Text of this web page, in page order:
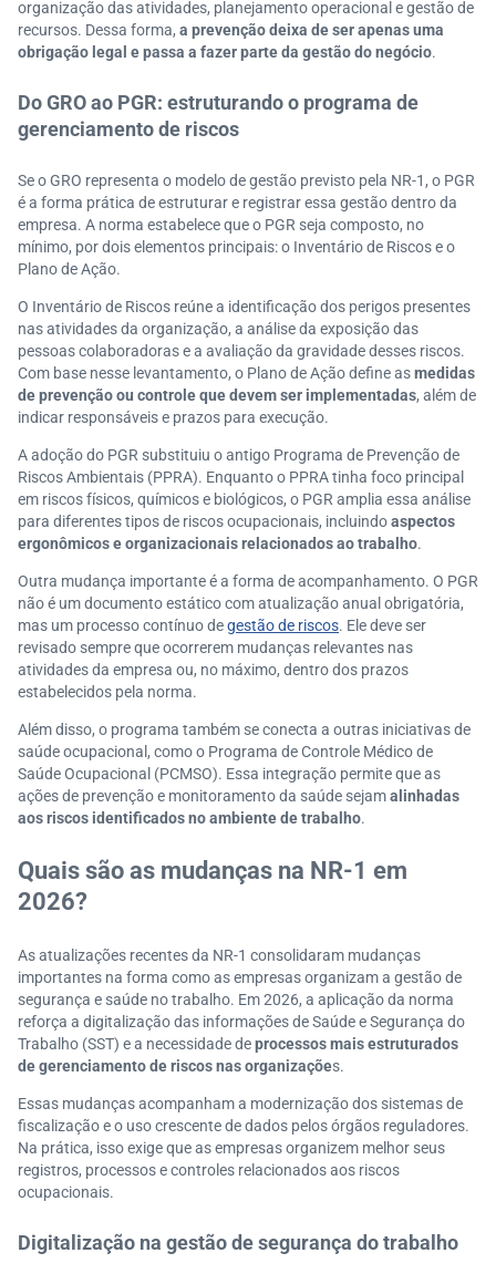
organização das atividades, planejamento operacional e gestão de
recursos. Dessa forma, a prevenção deixa de ser apenas uma
obrigação legal e passa a fazer parte da gestão do negócio.
Do GRO ao PGR: estruturando o programa de
gerenciamento de riscos
Se o GRO representa o modelo de gestão previsto pela NR-1, o PGR
é a forma prática de estruturar e registrar essa gestão dentro da
empresa. A norma estabelece que o PGR seja composto, no
mínimo, por dois elementos principais: o Inventário de Riscos e o
Plano de Ação.
O Inventário de Riscos reúne a identificação dos perigos presentes
nas atividades da organização, a análise da exposição das
pessoas colaboradoras e a avaliação da gravidade desses riscos.
Com base nesse levantamento, o Plano de Ação define asmedidas
de prevenção ou controle que devem ser implementadas, além de
indicar responsáveis e prazos para execução.
A adoção do PGR substituiu o antigo Programa de Prevenção de
Riscos Ambientais (PPRA). Enquanto o PPRA tinha foco principal
em riscos físicos, químicos e biológicos, o PGR amplia essa análise
para diferentes tipos de riscos ocupacionais, incluindoaspectos
ergonômicos e organizacionais relacionados ao trabalho.
Outra mudança importante é a forma de acompanhamento. O PGR
não é um documento estático com atualização anual obrigatória,
mas um processo contínuo degestão de riscos. Ele deve ser
revisado sempre que ocorrerem mudanças relevantes nas
atividades da empresa ou, no máximo, dentro dos prazos
estabelecidos pela norma.
Além disso, o programa também se conecta a outras iniciativas de
saúde ocupacional, como o Programa de Controle Médico de
Saúde Ocupacional (PCMSO). Essa integração permite que as
ações de prevenção e monitoramento da saúde sejamalinhadas
aos riscos identificados no ambiente de trabalho.
Quais são as mudanças na NR-1 em
2026?
As atualizações recentes da NR-1 consolidaram mudanças
importantes na forma como as empresas organizam a gestão de
segurança e saúde no trabalho. Em 2026, a aplicação da norma
reforça a digitalização das informações de Saúde e Segurança do
Trabalho (SST) e a necessidade deprocessos mais estruturados
de gerenciamento de riscos nas organizações.
Essas mudanças acompanham a modernização dos sistemas de
fiscalização e o uso crescente de dados pelos órgãos reguladores.
Na prática, isso exige que as empresas organizem melhor seus
registros, processos e controles relacionados aos riscos
ocupacionais.
Digitalização na gestão de segurança do trabalho